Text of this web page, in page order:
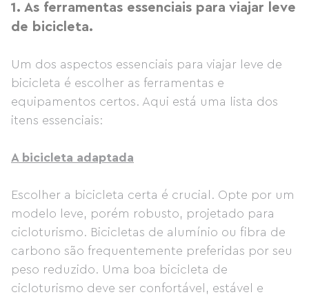
1. As ferramentas essenciais para viajar leve
de bicicleta.
Um dos aspectos essenciais para viajar leve de
bicicleta é escolher as ferramentas e
equipamentos certos. Aqui está uma lista dos
itens essenciais:
A bicicleta adaptada
Escolher a bicicleta certa é crucial. Opte por um
modelo leve, porém robusto, projetado para
cicloturismo. Bicicletas de alumínio ou fibra de
carbono são frequentemente preferidas por seu
peso reduzido. Uma boa bicicleta de
cicloturismo deve ser confortável, estável e